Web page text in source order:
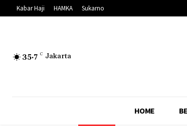
Kabar Haji HAMKA Sukarno
35.7 C Jakarta
HOME